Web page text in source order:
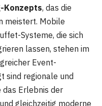
Konzepts, das die
meistert. Mobile
Systeme, die sich
lassen, stehen im
Event-
sind regionale und
das Erlebnis der
gleichzeitig moderne